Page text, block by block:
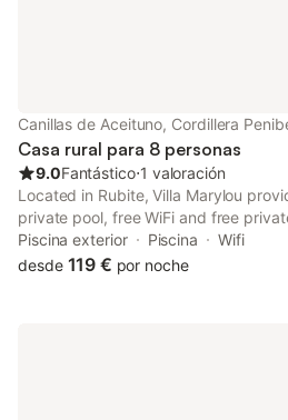
Canillas de Aceituno, Cordillera
Casa rural para 8 personas
9.0Fantástico⋅1 valoración
Located in Rubite, Villa Marylou
private pool, free WiFi and free
drive. This recently renovated villa is
Gibralfaro Viewpoint and 45 km from
Piscina exterior Piscina
Wifi
desde 119 € por noche